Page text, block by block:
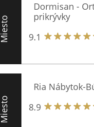
Miesto
Dormisan -
prikrývky
9.1
Miesto
Ria Nábytok-
8.9